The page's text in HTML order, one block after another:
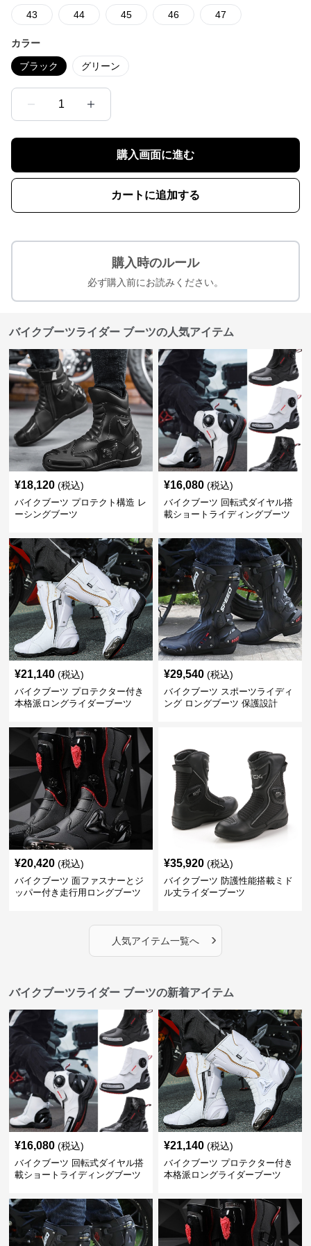
43 44 45 46 47
カラー
ブラック グリーン
1
購入画面に進む
カートに追加する
購入時のルール
必ず購入前にお読みください。
バイクブーツライダー ブーツの人気アイテム
¥18,120 (税込)
バイクブーツ プロテクト構造 レ
ーシングブーツ
¥16,080 (税込)
バイクブーツ 回転式ダイヤル搭
載ショートライディングブーツ
¥21,140 (税込)
バイクブーツ プロテクター付き
本格派ロングライダーブーツ
¥29,540 (税込)
バイクブーツ スポーツライディ
ング ロングブーツ 保護設計
¥20,420 (税込)
バイクブーツ 面ファスナーとジ
ッパー付き走行用ロングブーツ
¥35,920 (税込)
バイクブーツ 防護性能搭載ミド
ル丈ライダーブーツ
人気アイテム一覧へ ›
バイクブーツライダー ブーツの新着アイテム
¥16,080 (税込)
バイクブーツ 回転式ダイヤル搭
載ショートライディングブーツ
¥21,140 (税込)
バイクブーツ プロテクター付き
本格派ロングライダーブーツ